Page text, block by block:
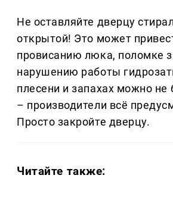
Не оставляйте дверцу
открытой! Это может
провисанию люка, поломке
нарушению работы
плесени и запахах можно не
– производители всё
Просто закройте дверцу.
Читайте также: